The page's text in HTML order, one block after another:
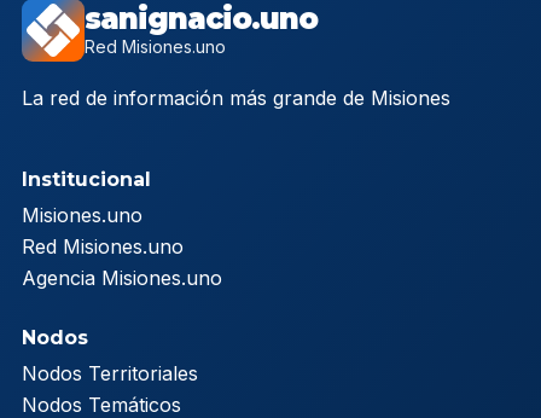
sanignacio.uno
Red Misiones.uno
La red de información más grande de Misiones
Institucional
Misiones.uno
Red Misiones.uno
Agencia Misiones.uno
Nodos
Nodos Territoriales
Nodos Temáticos